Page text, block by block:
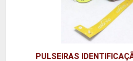
PULSEIRAS